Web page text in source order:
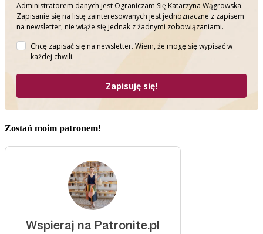
Administratorem danych jest Ograniczam Się Katarzyna Wągrowska.
Zapisanie się na listę zainteresowanych jest jednoznaczne z zapisem
na newsletter, nie wiąże się jednak z żadnymi zobowiązaniami.
Chcę zapisać się na newsletter. Wiem, że mogę się wypisać w
każdej chwili.
Zapisuję się!
Zostań moim patronem!